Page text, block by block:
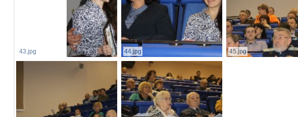
43.jpg 44.jpg 45.jpg